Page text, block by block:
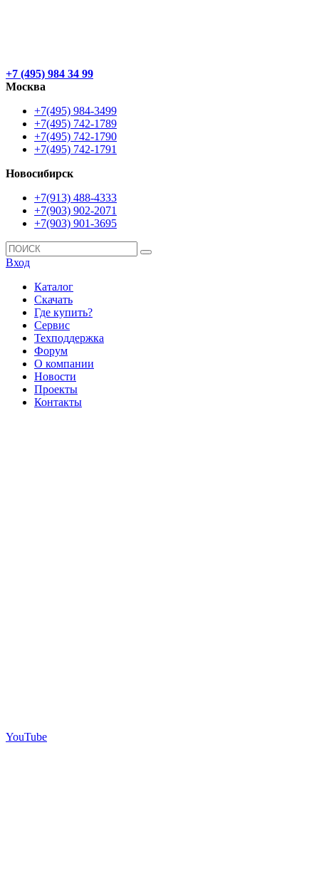
+7 (495) 984 34 99
Москва
+7(495) 984-3499
+7(495) 742-1789
+7(495) 742-1790
+7(495) 742-1791
Новосибирск
+7(913) 488-4333
+7(903) 902-2071
+7(903) 901-3695
Вход
Каталог
Скачать
Где купить?
Сервис
Техподдержка
Форум
О компании
Новости
Проекты
Контакты
YouTube